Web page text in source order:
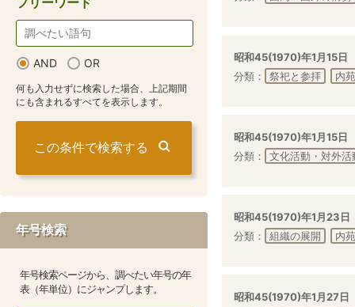
AND OR
何も入力せずに検索した場合、上記期間
にも含まれるすべてを表示します。
年号検索
年号検索ページから、調べたい年号の年
表（年単位）にジャンプします。
昭和45(1970)年1月15日
分類：
祭祀と参拝 内苑
昭和45(1970)年1月15日
分類：
文化活動・対外活
昭和45(1970)年1月23日
分類：
組織の展開 内苑
昭和45(1970)年1月27日